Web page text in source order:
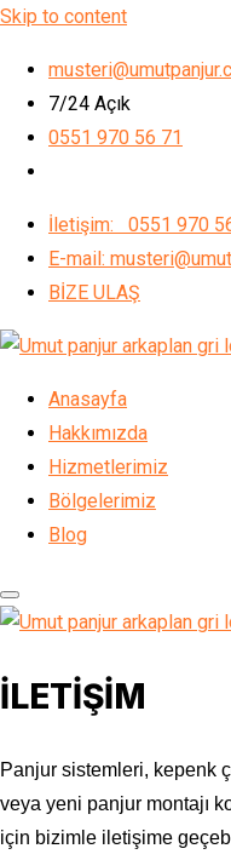
Skip to content
7/24 Açık
0551 970 56 71
İletişim: 0551 970
E-mail:
BİZE ULAŞ
Anasayfa
Hakkımızda
Hizmetlerimiz
Bölgelerimiz
Blog
İLETİŞİM
Panjur sistemleri, kepenk
veya yeni panjur montajı
için bizimle iletişime